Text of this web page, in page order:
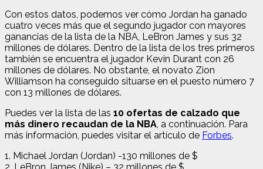
Con estos datos, podemos ver cómo Jordan ha ganado
cuatro veces más que el segundo jugador con mayores
ganancias de la lista de la NBA, LeBron James y sus 32
millones de dólares. Dentro de la lista de los tres primeros
también se encuentra el jugador Kevin Durant con 26
millones de dólares. No obstante, el novato Zion
Williamson ha conseguido situarse en el puesto número 7
con 13 millones de dólares.
Puedes ver la lista de las 10 ofertas de calzado que
más dinero recaudan de la NBA, a continuación. Para
más información, puedes visitar el artículo de Forbes.
1. Michael Jordan (Jordan) -130 millones de $